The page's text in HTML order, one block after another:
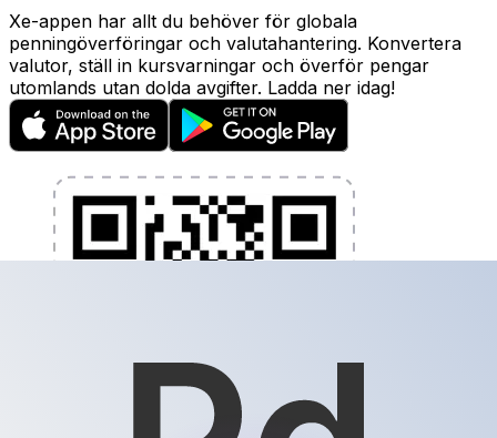
Xe-appen har allt du behöver för globala
penningöverföringar och valutahantering. Konvertera
valutor, ställ in kursvarningar och överför pengar
utomlands utan dolda avgifter. Ladda ner idag!